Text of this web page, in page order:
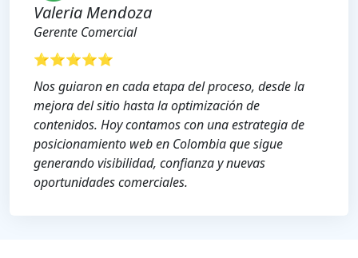
Valeria Mendoza
Gerente Comercial
⭐⭐⭐⭐⭐
Nos guiaron en cada etapa del proceso, desde la
mejora del sitio hasta la optimización de
contenidos. Hoy contamos con una estrategia de
posicionamiento web en Colombia que sigue
generando visibilidad, confianza y nuevas
oportunidades comerciales.